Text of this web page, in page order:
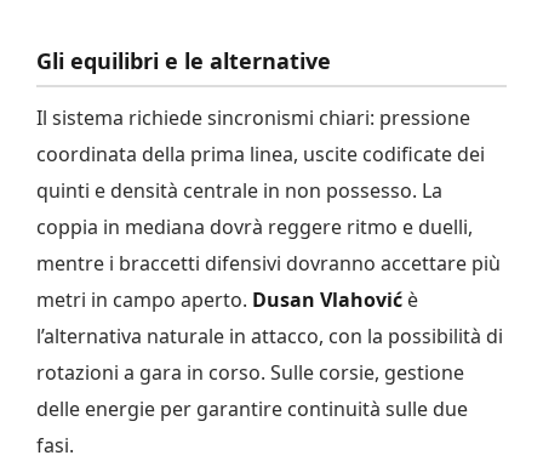
Gli equilibri e le alternative
Il sistema richiede sincronismi chiari: pressione
coordinata della prima linea, uscite codificate dei
quinti e densità centrale in non possesso. La
coppia in mediana dovrà reggere ritmo e duelli,
mentre i braccetti difensivi dovranno accettare più
metri in campo aperto. Dusan Vlahović è
l’alternativa naturale in attacco, con la possibilità di
rotazioni a gara in corso. Sulle corsie, gestione
delle energie per garantire continuità sulle due
fasi.